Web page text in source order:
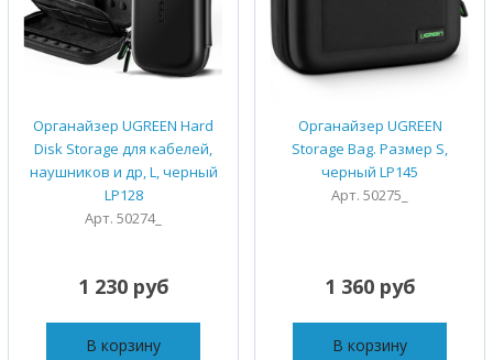
Органайзер UGREEN Hard
Disk Storage для кабелей,
наушников и др, L, черный
LP128
Арт. 50274_
1 230 руб
В корзину
Органайзер UGREEN
Storage Bag. Размер S,
черный LP145
Арт. 50275_
1 360 руб
В корзину